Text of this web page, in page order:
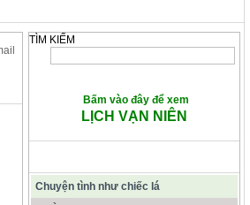
TÌM KIẾM
Bấm vào đây để xem
LỊCH VẠN NIÊN
Chuyện tình như chiếc lá